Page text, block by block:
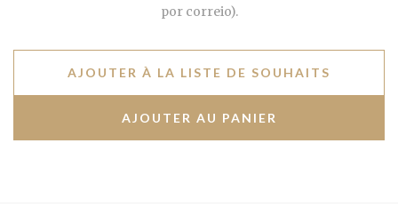
por correio).
AJOUTER À LA LISTE DE SOUHAITS